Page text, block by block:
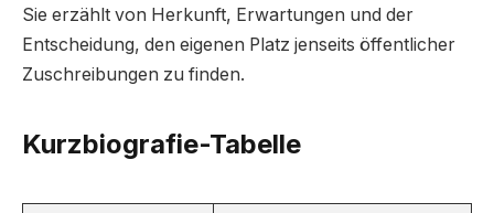
Sie erzählt von Herkunft, Erwartungen und der
Entscheidung, den eigenen Platz jenseits öffentlicher
Zuschreibungen zu finden.
Kurzbiografie-Tabelle